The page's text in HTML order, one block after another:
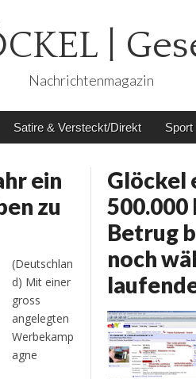
|
Nachrichtenmagazin
Satire & Versteckt/Direkt Sport
ein
zu
(Deutschlan
d) Mit einer
gross
angelegten
Werbekamp
agne
Glöckel
500.000
Betrug
noch